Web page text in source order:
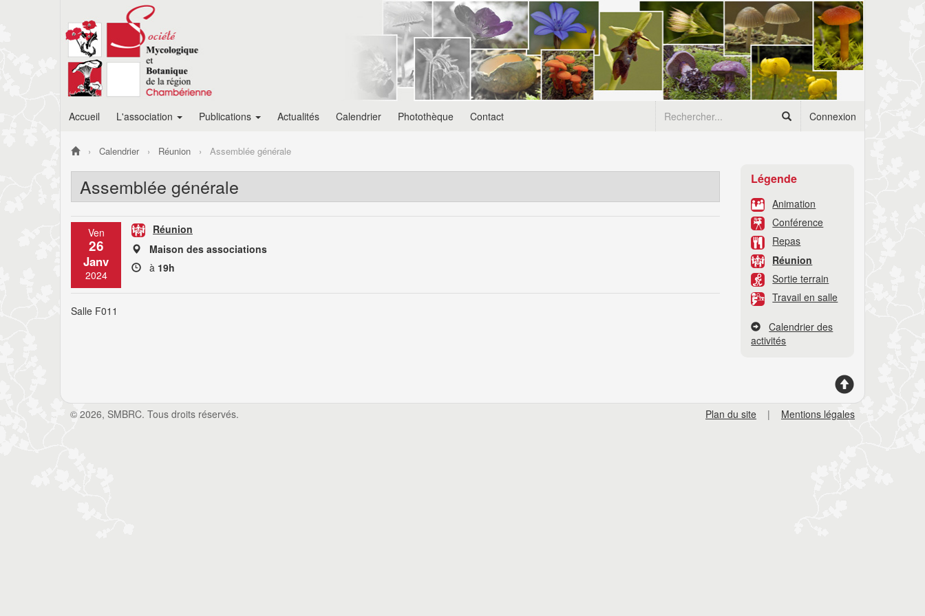
Accueil L'association Publications Actualités Calendrier Photothèque Contact Connexion
Calendrier Réunion Assemblée générale
Assemblée générale
Ven
26
Janv
2024
Réunion
Maison des associations
à 19h
Salle F011
Légende
Animation
Conférence
Repas
Réunion
Sortie terrain
Travail en salle
Calendrier des
activités
© 2026, SMBRC. Tous droits réservés. Plan du site | Mentions légales